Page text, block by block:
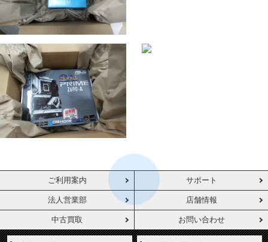
ご利用案内 サポート
法人営業部 店舗情報
中古買取 お問い合わせ